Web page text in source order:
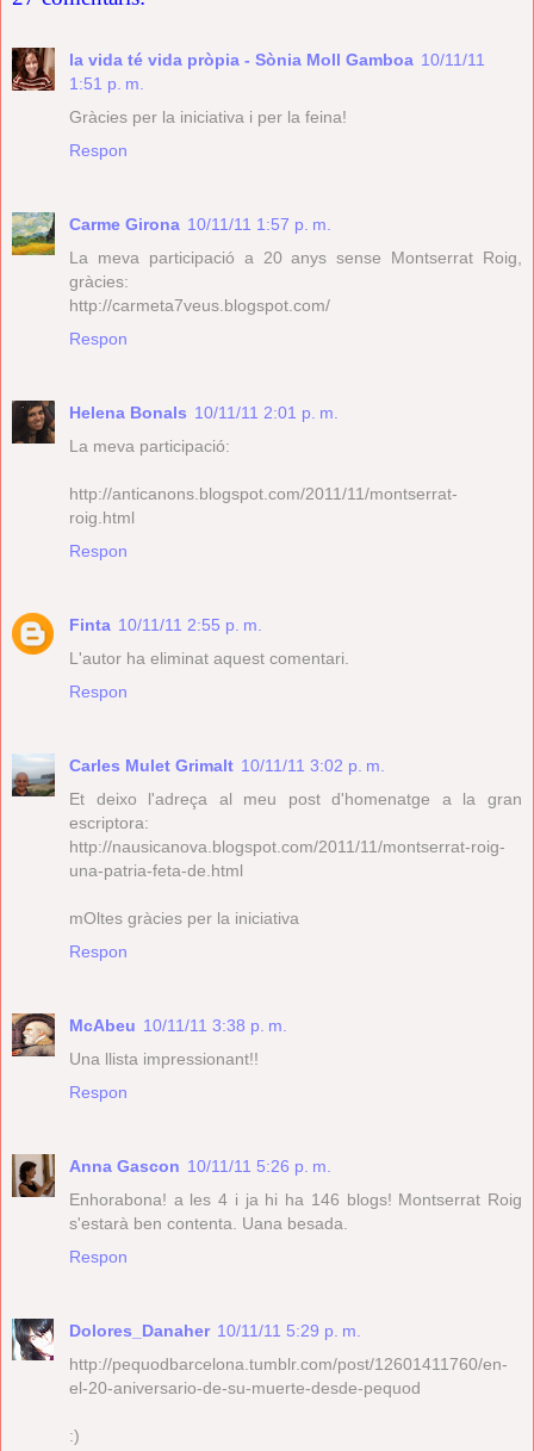
la vida té vida pròpia - Sònia Moll Gamboa 10/11/11
1:51 p. m.
Gràcies per la iniciativa i per la feina!
Respon
Carme Girona 10/11/11 1:57 p. m.
La meva participació a 20 anys sense Montserrat Roig,
gràcies:
http://carmeta7veus.blogspot.com/
Respon
Helena Bonals 10/11/11 2:01 p. m.
La meva participació:
http://anticanons.blogspot.com/2011/11/montserrat-
roig.html
Respon
Finta 10/11/11 2:55 p. m.
L'autor ha eliminat aquest comentari.
Respon
Carles Mulet Grimalt 10/11/11 3:02 p. m.
Et deixo l'adreça al meu post d'homenatge a la gran
escriptora:
http://nausicanova.blogspot.com/2011/11/montserrat-roig-
una-patria-feta-de.html
mOltes gràcies per la iniciativa
Respon
McAbeu 10/11/11 3:38 p. m.
Una llista impressionant!!
Respon
Anna Gascon 10/11/11 5:26 p. m.
Enhorabona! a les 4 i ja hi ha 146 blogs! Montserrat Roig
s'estarà ben contenta. Uana besada.
Respon
Dolores_Danaher 10/11/11 5:29 p. m.
http://pequodbarcelona.tumblr.com/post/12601411760/en-
el-20-aniversario-de-su-muerte-desde-pequod
:)